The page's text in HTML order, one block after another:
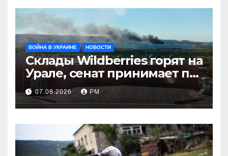
ВОЙНА В УКРАИНЕ НОВОСТИ
Склады Wildberries горят на
Урале, сенат принимает по
Грэму закон
07.08.2026 РМ